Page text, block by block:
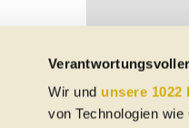
Wir und unsere 1022
von Technologien
Vorbehaltlich
etc. beziehen